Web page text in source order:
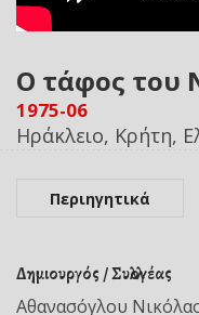
Ο τάφος του
1975-06
Ηράκλειο, Κρήτη,
Περιηγητικά
Δημιουργός / Συλλογέας
Αθανασόγλου